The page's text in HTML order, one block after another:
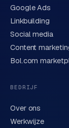
We
Google Ads
Linkbuilding
Social media
Content
Bol.com
BEDRIJF
Over ons
Werkwijze